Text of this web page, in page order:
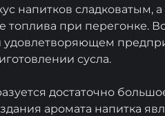
напитков сладковатым,
топлива при перегонке.
удовлетворяющем
сусла.
достаточно
аромата напитка